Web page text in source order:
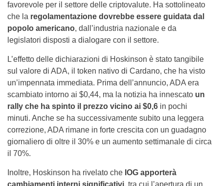
favorevole per il settore delle criptovalute. Ha sottolineato
che la regolamentazione dovrebbe essere guidata dal
popolo americano, dall’industria nazionale e da
legislatori disposti a dialogare con il settore.
L’effetto delle dichiarazioni di Hoskinson è stato tangibile
sul valore di ADA, il token nativo di Cardano, che ha visto
un’impennata immediata. Prima dell’annuncio, ADA era
scambiato intorno ai $0,44, ma la notizia ha innescato un
rally che ha spinto il prezzo vicino ai $0,6 in pochi
minuti. Anche se ha successivamente subito una leggera
correzione, ADA rimane in forte crescita con un guadagno
giornaliero di oltre il 30% e un aumento settimanale di circa
il 70%.
Inoltre, Hoskinson ha rivelato che IOG apporterà